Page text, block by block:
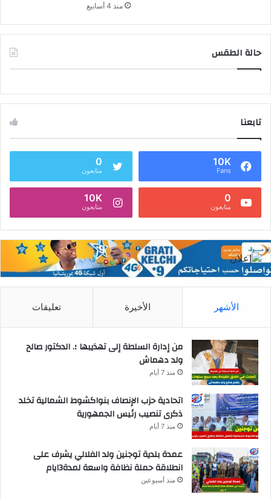
منذ 4 أسابيع
حالة الطقس
تابعنا
10K
Fans
0
متابعون
0
متابعون
10K
متابعون
الأشهر الأخيرة تعليقات
من إدارة السلطة إلى تهذيبها ؛. الدكتور صالح
ولد دهماش
منذ 7 أيام
اتحادية حزب الإنصاف بنواكشوط الشمالية تخلد
ذكرى تنصيب رئيس الجمهورية
منذ 7 أيام
عمدة بلدية توجنين ولد الفلالي يشرف على
انطلاقة حملة نظافة واسعة لمدة3ايام
منذ أسبوعين